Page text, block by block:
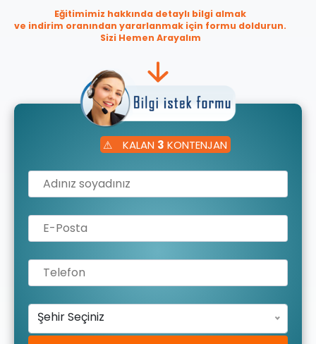
Eğitimimiz hakkında detaylı bilgi almak
ve indirim oranından yararlanmak için formu doldurun.
Sizi Hemen Arayalım
⚠ KALAN 3 KONTENJAN
Şehir Seçiniz